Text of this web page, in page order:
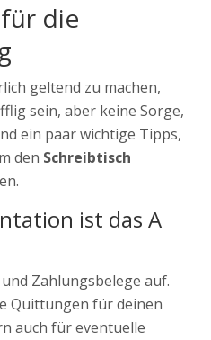
die
geltend zu machen,
sein, aber keine Sorge,
ein paar wichtige Tipps,
den Schreibtisch
ist das A
Zahlungsbelege auf.
Quittungen für deinen
auch für eventuelle